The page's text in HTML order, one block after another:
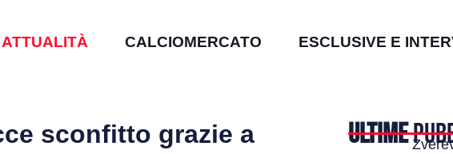
ATTUALITÀ CALCIOMERCATO ESCLUSIVE E
sconfitto grazie a
ULTIME